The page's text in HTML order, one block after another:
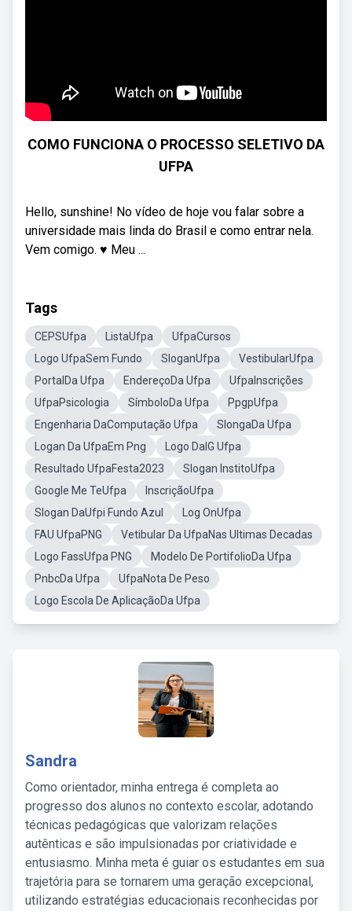
COMO FUNCIONA O PROCESSO SELETIVO DA
UFPA
Hello, sunshine! No vídeo de hoje vou falar sobre a
universidade mais linda do Brasil e como entrar nela.
Vem comigo. ♥ Meu ...
Tags
CEPSUfpa ListaUfpa
UfpaCursos
Logo UfpaSem Fundo
SloganUfpa
VestibularUfpa
PortalDa Ufpa
EndereçoDa Ufpa
UfpaInscrições
UfpaPsicologia
SímboloDa Ufpa
PpgpUfpa
Engenharia DaComputação Ufpa
SlongaDa Ufpa
Logan Da UfpaEm Png
Logo DaIG Ufpa
Resultado UfpaFesta2023
Slogan InstitoUfpa
Google Me TeUfpa
InscriçãoUfpa
Slogan DaUfpi Fundo Azul
Log OnUfpa
FAU UfpaPNG
Vetibular Da UfpaNas Ultimas Decadas
Logo FassUfpa PNG
Modelo De PortifolioDa Ufpa
PnbcDa Ufpa
UfpaNota De Peso
Logo Escola De AplicaçãoDa Ufpa
Sandra
Como orientador, minha entrega é completa ao
progresso dos alunos no contexto escolar, adotando
técnicas pedagógicas que valorizam relações
autênticas e são impulsionadas por criatividade e
entusiasmo. Minha meta é guiar os estudantes em sua
trajetória para se tornarem uma geração excepcional,
utilizando estratégias educacionais reconhecidas por